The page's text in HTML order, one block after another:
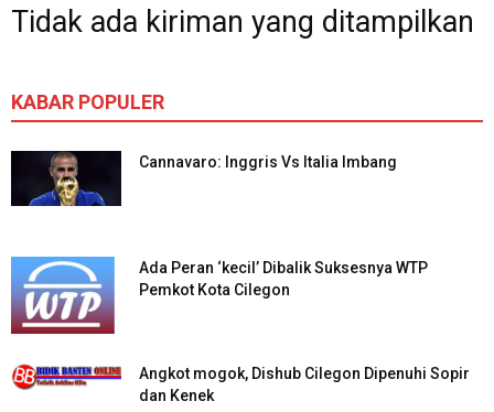
Tidak ada kiriman yang ditampilkan
KABAR POPULER
Cannavaro: Inggris Vs Italia Imbang
Ada Peran ‘kecil’ Dibalik Suksesnya WTP
Pemkot Kota Cilegon
Angkot mogok, Dishub Cilegon Dipenuhi Sopir
dan Kenek